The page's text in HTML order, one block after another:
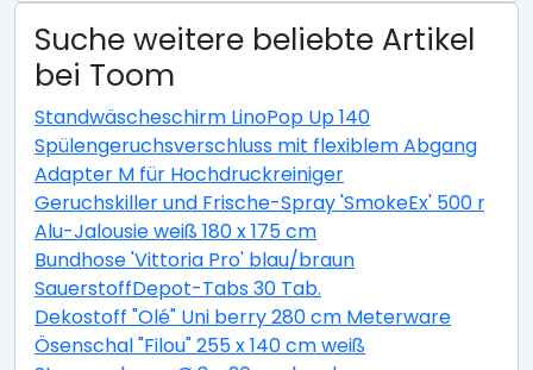
Suche weitere beliebte Artikel
bei Toom
Standwäscheschirm LinoPop Up 140
Spülengeruchsverschluss mit flexiblem Abgang
Adapter M für Hochdruckreiniger
Geruchskiller und Frische-Spray 'SmokeEx' 500 ml
Alu-Jalousie weiß 180 x 175 cm
Bundhose 'Vittoria Pro' blau/braun
SauerstoffDepot-Tabs 30 Tab.
Dekostoff "Olé" Uni berry 280 cm Meterware
Ösenschal "Filou" 255 x 140 cm weiß